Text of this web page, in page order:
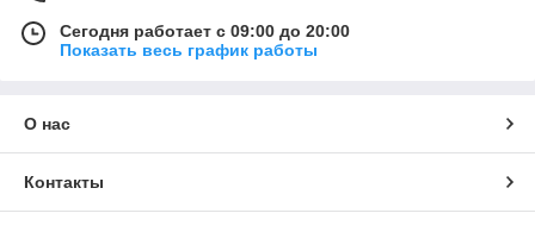
Сегодня работает с 09:00 до 20:00
Показать весь график работы
О нас
Контакты